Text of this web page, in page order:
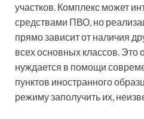
участков. Комплекс может
средствами ПВО, но
прямо зависит от наличия
всех основных классов. Это
нуждается в помощи
пунктов иностранного
режиму заполучить их,